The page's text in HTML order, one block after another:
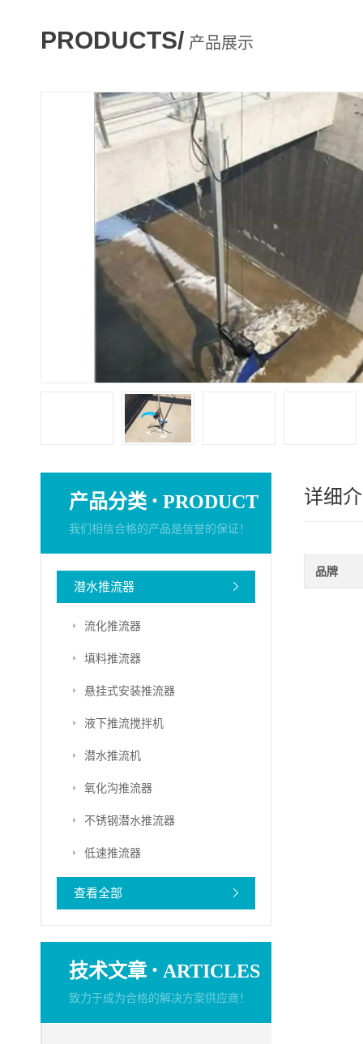
PRODUCTS/ 产品展示
产品分类 · PRODUCT
我们相信合格的产品是信誉的保证！
潜水推流器
流化推流器
填料推流器
悬挂式安装推流器
液下推流搅拌机
潜水推流机
氧化沟推流器
不锈钢潜水推流器
低速推流器
查看全部
技术文章 · ARTICLES
致力于成为合格的解决方案供应商！
详细
品牌